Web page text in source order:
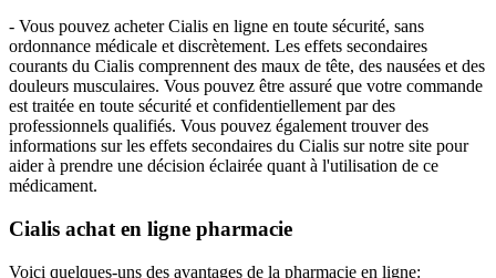
- Vous pouvez acheter Cialis en ligne en toute sécurité, sans
ordonnance médicale et discrètement. Les effets secondaires
courants du Cialis comprennent des maux de tête, des nausées et des
douleurs musculaires. Vous pouvez être assuré que votre commande
est traitée en toute sécurité et confidentiellement par des
professionnels qualifiés. Vous pouvez également trouver des
informations sur les effets secondaires du Cialis sur notre site pour
aider à prendre une décision éclairée quant à l'utilisation de ce
médicament.
Cialis achat en ligne pharmacie
Voici quelques-uns des avantages de la pharmacie en ligne: